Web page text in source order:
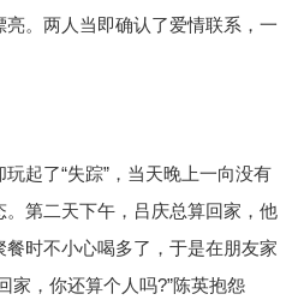
。两人当即确认了爱情联系，一
了“失踪”，当天晚上一向没有
。第二天下午，吕庆总算回家，他
时不小心喝多了，于是在朋友家
家，你还算个人吗?”陈英抱怨
山医院
诊疗单位